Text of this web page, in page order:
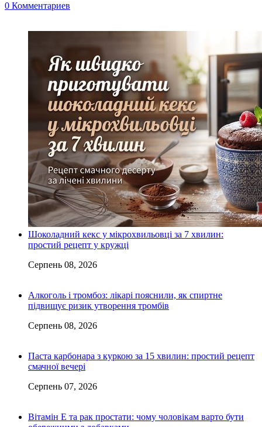
0 Комментариев
Шоколадний кекс у мікрохвильовці за 7 хвилин:
простий рецепт у кружці
Серпень 08, 2026
Алкоголь і тромбоз: лікарі пояснили, як спиртне
підвищує ризик утворення тромбів
Серпень 08, 2026
Паста карбонара з куркою за 15 хвилин: простий рецепт
смачної вечері
Серпень 07, 2026
Вітамін Е та рак простати: чому чоловікам варто бути